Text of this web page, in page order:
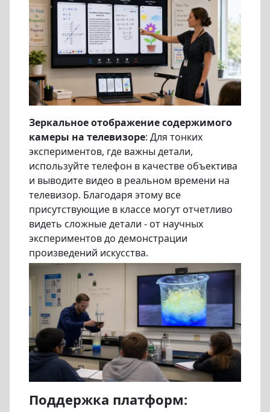
Зеркальное отображение содержимого
камеры на телевизоре: Для тонких
экспериментов, где важны детали,
используйте телефон в качестве объектива
и выводите видео в реальном времени на
телевизор. Благодаря этому все
присутствующие в классе могут отчетливо
видеть сложные детали - от научных
экспериментов до демонстрации
произведений искусства.
Поддержка платформ: